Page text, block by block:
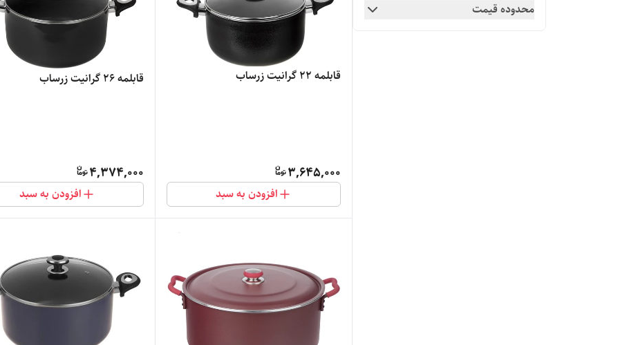
محدوده قیمت
قابلمه 22 گرانیت زرساب
3,645,000
افزودن به سبد
قابلمه 26 گرانیت زرساب
4,374,000
افزودن به سبد